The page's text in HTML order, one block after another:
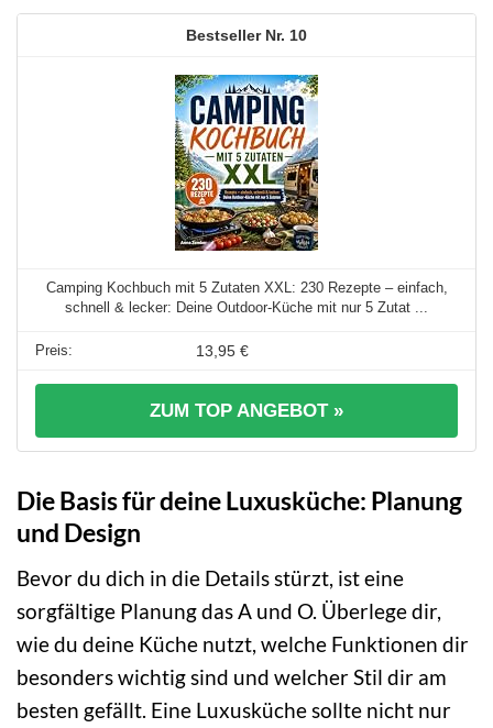
10
Camping Kochbuch mit 5 Zutaten XXL: 230 Rezepte – einfach,
schnell & lecker: Deine Outdoor-Küche mit nur 5 Zutat ...
13,95 €
ZUM TOP ANGEBOT »
Die Basis für deine Luxusküche: Planung
und Design
Bevor du dich in die Details stürzt, ist eine
sorgfältige Planung das A und O. Überlege dir,
wie du deine Küche nutzt, welche Funktionen dir
besonders wichtig sind und welcher Stil dir am
besten gefällt. Eine Luxusküche sollte nicht nur